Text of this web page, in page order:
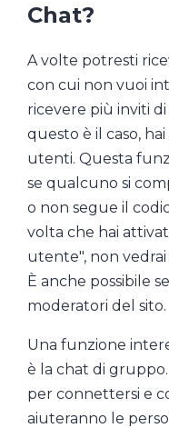
Chat?
A volte potresti
con cui non vuoi
ricevere più inviti
questo è il caso,
utenti. Questa
se qualcuno si
o non segue il
volta che hai
utente", non
È anche possibile
moderatori del sito.
Una funzione
è la chat di
per connettersi e
aiuteranno le